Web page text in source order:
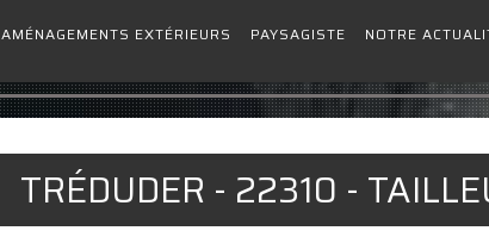
AMÉNAGEMENTS EXTÉRIEURS PAYSAGISTE NOTRE
TRÉDUDER - 22310 -